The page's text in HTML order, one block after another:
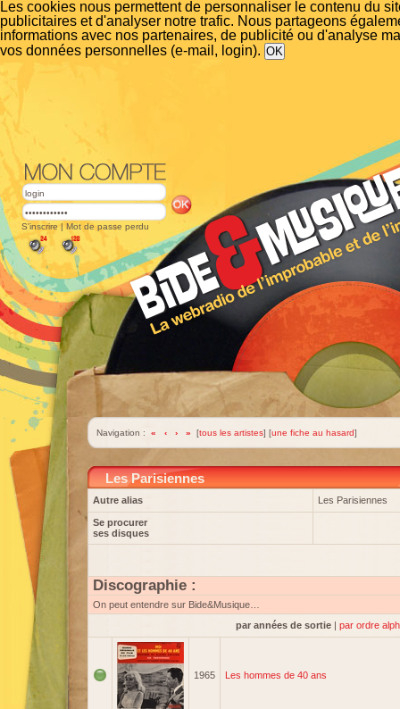
Les cookies nous permettent de personnaliser le contenu du
publicitaires et d'analyser notre trafic. Nous partageons
informations avec nos partenaires, de publicité ou d'analyse
vos données personnelles (e-mail, login).
S'inscrire | Mot de passe perdu
Navigation : « ‹ › » [tous les artistes] [une fiche au hasard]
Les Parisiennes
Autre alias Les Parisiennes
Se procurer
ses disques
Discographie :
On peut entendre sur Bide&Musique…
par années de sortie | par ordre
1965 Les hommes de 40 ans